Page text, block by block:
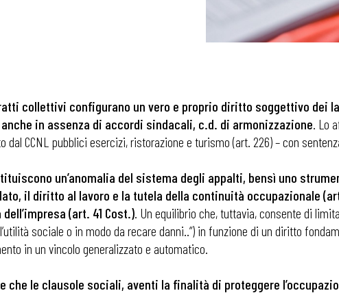
collettivi configurano un vero e proprio diritto soggettivo dei
in assenza di accordi sindacali, c.d. di armonizzazione. Lo
CCNL pubblici esercizi, ristorazione e turismo (art. 226) – con
un’anomalia del sistema degli appalti, bensì uno
il diritto al lavoro e la tutela della continuità occupazionale
(art. 41 Cost.). Un equilibrio che, tuttavia, consente di
sociale o in modo da recare danni..”) in funzione di un diritto
in un vincolo generalizzato e automatico.
le clausole sociali, aventi la finalità di proteggere